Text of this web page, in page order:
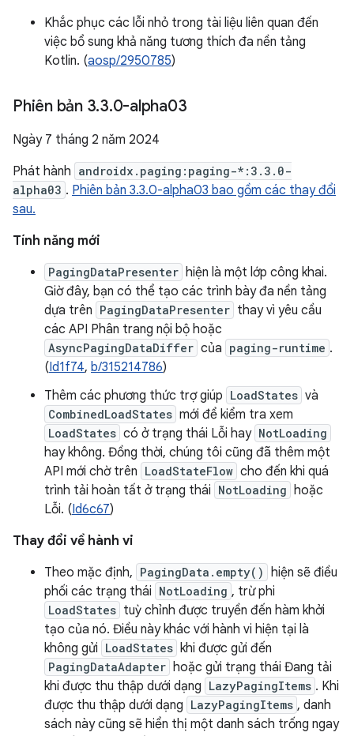
Khắc phục các lỗi nhỏ trong tài liệu liên quan đến
việc bổ sung khả năng tương thích đa nền tảng
Kotlin. (aosp/2950785)
Phiên bản 3.3.0-alpha03
Ngày 7 tháng 2 năm 2024
Phát hành androidx.paging:paging-*:3.3.0-
alpha03 . Phiên bản 3.3.0-alpha03 bao gồm các thay đổi
sau.
Tính năng mới
PagingDataPresenter hiện là một lớp công khai.
Giờ đây, bạn có thể tạo các trình bày đa nền tảng
dựa trên PagingDataPresenter thay vì yêu cầu
các API Phân trang nội bộ hoặc
AsyncPagingDataDiffer của paging-runtime .
(Id1f74, b/315214786)
Thêm các phương thức trợ giúp LoadStates và
CombinedLoadStates mới để kiểm tra xem
LoadStates có ở trạng thái Lỗi hay NotLoading
hay không. Đồng thời, chúng tôi cũng đã thêm một
API mới chờ trên LoadStateFlow cho đến khi quá
trình tải hoàn tất ở trạng thái NotLoading hoặc
Lỗi. (Id6c67)
Thay đổi về hành vi
Theo mặc định, PagingData.empty() hiện sẽ điều
phối các trạng thái NotLoading , trừ phi
LoadStates tuỳ chỉnh được truyền đến hàm khởi
tạo của nó. Điều này khác với hành vi hiện tại là
không gửi LoadStates khi được gửi đến
PagingDataAdapter hoặc gửi trạng thái Đang tải
khi được thu thập dưới dạng LazyPagingItems . Khi
được thu thập dưới dạng LazyPagingItems , danh
sách này cũng sẽ hiển thị một danh sách trống ngay